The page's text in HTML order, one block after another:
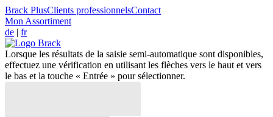
Brack PlusClients professionnelsContact
Mon Assortiment
de | fr
Lorsque les résultats de la saisie semi-automatique sont disponibles,
effectuez une vérification en utilisant les flèches vers le haut et vers
le bas et la touche « Entrée » pour sélectionner.